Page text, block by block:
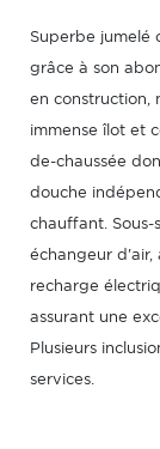
Superbe jumelé
grâce à son
en construction,
immense îlot et
de-chaussée
douche
chauffant.
échangeur d'air,
recharge
assurant une
Plusieurs
services.